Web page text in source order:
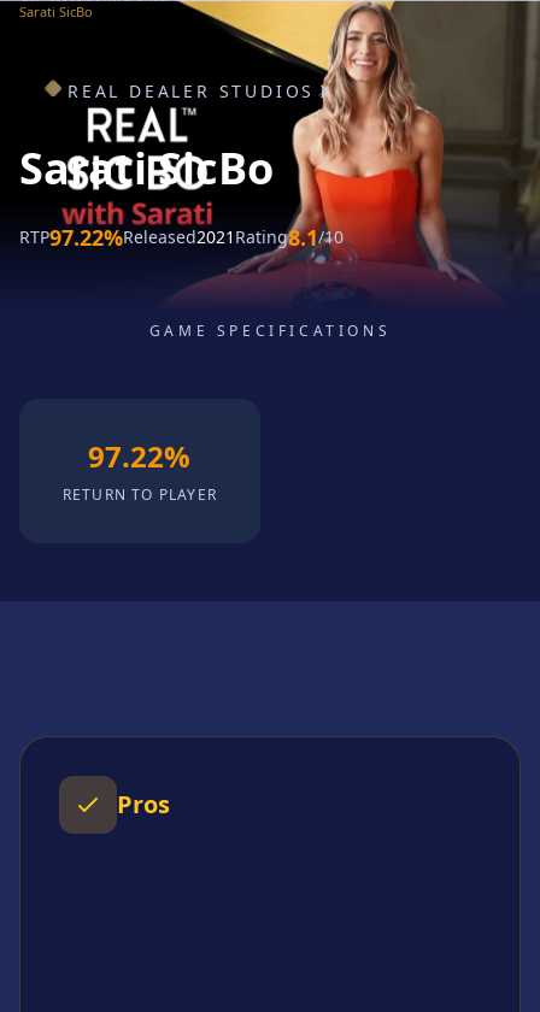
Sarati SicBo
REAL DEALER STUDIOS
Sarati SicBo
RTP97.22%Released2021 Rating8.1/10
GAME SPECIFICATIONS
97.22%
RETURN TO PLAYER
Pros